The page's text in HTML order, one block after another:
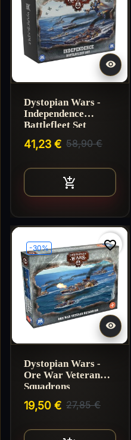

Dystopian Wars -
Independence
Battlefleet Set
41,23 € 58,90 €

-30%

favorite_border
Dystopian Wars -
Ore War Veteran
Squadrons
19,50 € 27,85 €